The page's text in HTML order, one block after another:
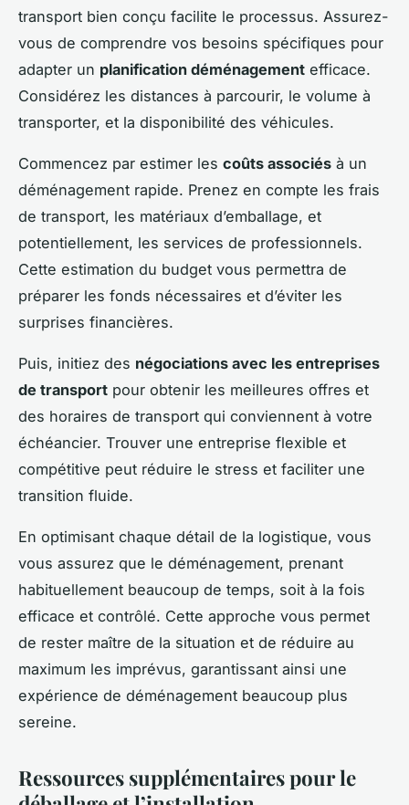
transport bien conçu facilite le processus. Assurez-
vous de comprendre vos besoins spécifiques pour
adapter un planification déménagement efficace.
Considérez les distances à parcourir, le volume à
transporter, et la disponibilité des véhicules.
Commencez par estimer les coûts associés à un
déménagement rapide. Prenez en compte les frais
de transport, les matériaux d’emballage, et
potentiellement, les services de professionnels.
Cette estimation du budget vous permettra de
préparer les fonds nécessaires et d’éviter les
surprises financières.
Puis, initiez des négociations avec les entreprises
de transport pour obtenir les meilleures offres et
des horaires de transport qui conviennent à votre
échéancier. Trouver une entreprise flexible et
compétitive peut réduire le stress et faciliter une
transition fluide.
En optimisant chaque détail de la logistique, vous
vous assurez que le déménagement, prenant
habituellement beaucoup de temps, soit à la fois
efficace et contrôlé. Cette approche vous permet
de rester maître de la situation et de réduire au
maximum les imprévus, garantissant ainsi une
expérience de déménagement beaucoup plus
sereine.
Ressources supplémentaires pour le